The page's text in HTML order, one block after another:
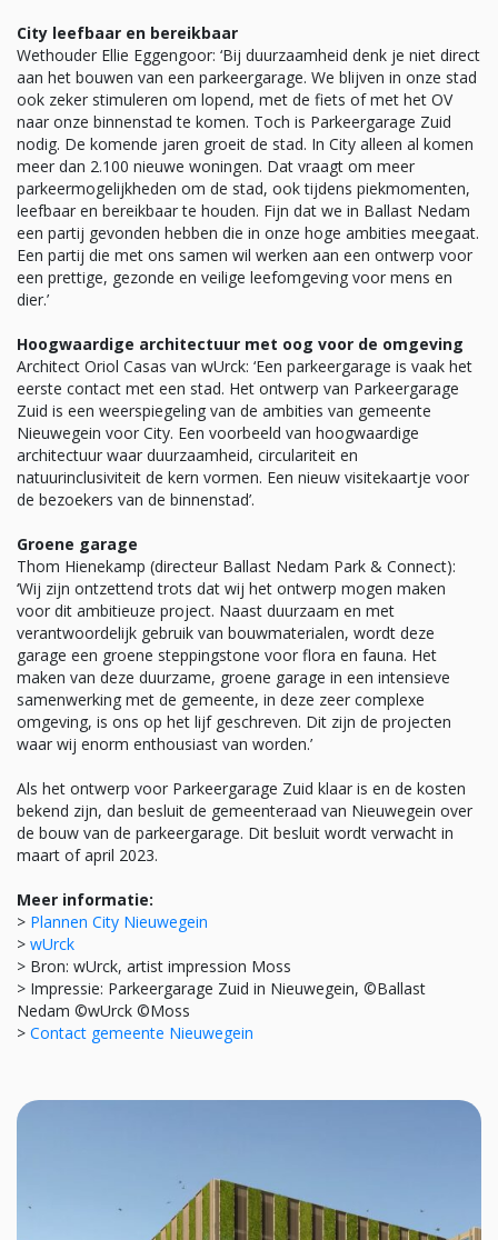
City leefbaar en bereikbaar
Wethouder Ellie Eggengoor: ‘Bij duurzaamheid denk je niet direct
aan het bouwen van een parkeergarage. We blijven in onze stad
ook zeker stimuleren om lopend, met de fiets of met het OV
naar onze binnenstad te komen. Toch is Parkeergarage Zuid
nodig. De komende jaren groeit de stad. In City alleen al komen
meer dan 2.100 nieuwe woningen. Dat vraagt om meer
parkeermogelijkheden om de stad, ook tijdens piekmomenten,
leefbaar en bereikbaar te houden. Fijn dat we in Ballast Nedam
een partij gevonden hebben die in onze hoge ambities meegaat.
Een partij die met ons samen wil werken aan een ontwerp voor
een prettige, gezonde en veilige leefomgeving voor mens en
dier.’
Hoogwaardige architectuur met oog voor de omgeving
Architect Oriol Casas van wUrck: ‘Een parkeergarage is vaak het
eerste contact met een stad. Het ontwerp van Parkeergarage
Zuid is een weerspiegeling van de ambities van gemeente
Nieuwegein voor City. Een voorbeeld van hoogwaardige
architectuur waar duurzaamheid, circulariteit en
natuurinclusiviteit de kern vormen. Een nieuw visitekaartje voor
de bezoekers van de binnenstad’.
Groene garage
Thom Hienekamp (directeur Ballast Nedam Park & Connect):
‘Wij zijn ontzettend trots dat wij het ontwerp mogen maken
voor dit ambitieuze project. Naast duurzaam en met
verantwoordelijk gebruik van bouwmaterialen, wordt deze
garage een groene steppingstone voor flora en fauna. Het
maken van deze duurzame, groene garage in een intensieve
samenwerking met de gemeente, in deze zeer complexe
omgeving, is ons op het lijf geschreven. Dit zijn de projecten
waar wij enorm enthousiast van worden.’
Als het ontwerp voor Parkeergarage Zuid klaar is en de kosten
bekend zijn, dan besluit de gemeenteraad van Nieuwegein over
de bouw van de parkeergarage. Dit besluit wordt verwacht in
maart of april 2023.
Meer informatie:
> Plannen City Nieuwegein
> wUrck
> Bron: wUrck, artist impression Moss
> Impressie: Parkeergarage Zuid in Nieuwegein, ©Ballast
Nedam ©wUrck ©Moss
> Contact gemeente Nieuwegein